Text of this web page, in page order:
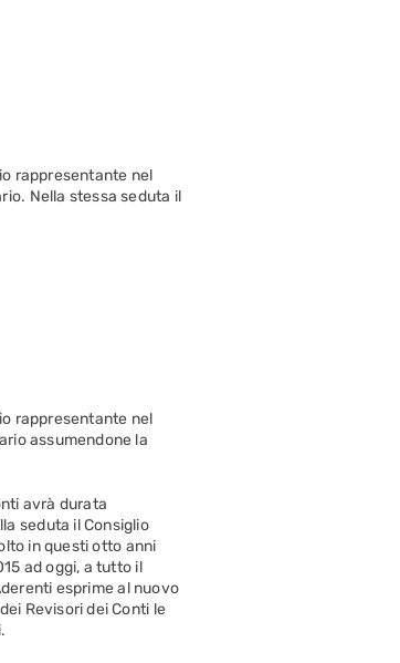
rappresentante nel
Nella stessa seduta il
rappresentante nel
assumendone la
avrà durata
seduta il Consiglio
in questi otto anni
ad oggi, a tutto il
esprime al nuovo
Revisori dei Conti le